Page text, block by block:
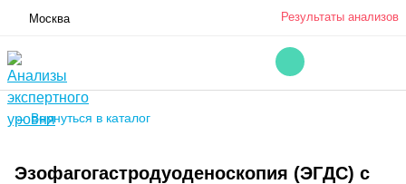
Москва Результаты анализов
← Вернуться в каталог
Эзофагогастродуоденоскопия (ЭГДС) с